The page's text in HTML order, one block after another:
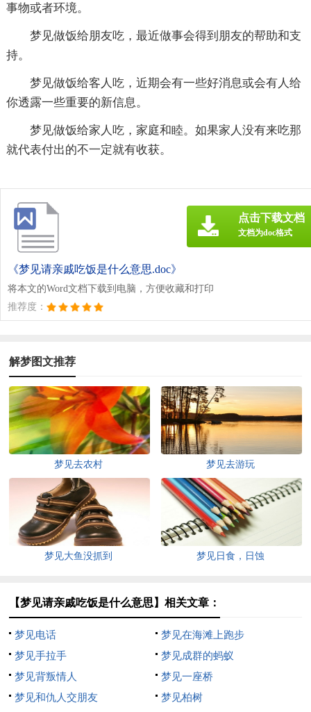
事物或者环境。
梦见做饭给朋友吃，最近做事会得到朋友的帮助和支
持。
梦见做饭给客人吃，近期会有一些好消息或会有人给
你透露一些重要的新信息。
梦见做饭给家人吃，家庭和睦。如果家人没有来吃那
就代表付出的不一定就有收获。
《梦见请亲戚吃饭是什么意思.doc》
将本文的Word文档下载到电脑，方便收藏和打印
推荐度：
点击下载文档
文档为doc格式
解梦图文推荐
梦见去农村 梦见去游玩
梦见大鱼没抓到 梦见日食，日蚀
【梦见请亲戚吃饭是什么意思】相关文章：
梦见电话
梦见在海滩上跑步
梦见手拉手
梦见成群的蚂蚁
梦见背叛情人
梦见一座桥
梦见和仇人交朋友
梦见柏树